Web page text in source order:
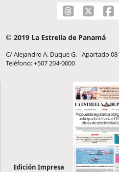
© 2019 La Estrella de Panamá
C/ Alejandro A. Duque G. - Apartado
Teléfono: +507 204-0000
Edición Impresa